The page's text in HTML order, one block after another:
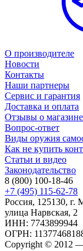
О производителе
Новости
Контакты
Наши партнеры
Сервис и гарантия
Доставка и оплата
Отзывы о магазине
Вопрос-ответ
Виды оружия
Как не купить
Статьи и видео
Законодательство
8 (800) 100-18-46
+7 (495) 115-62-78
Россия, 125130, г.
улица Нарвская, 2
ИНН: 7743899944
ОГРН:
Copyright © 2012 —